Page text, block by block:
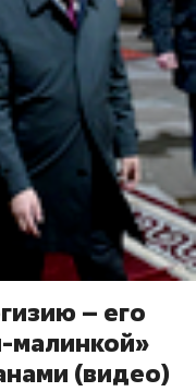
– его
малинкой»
(видео)